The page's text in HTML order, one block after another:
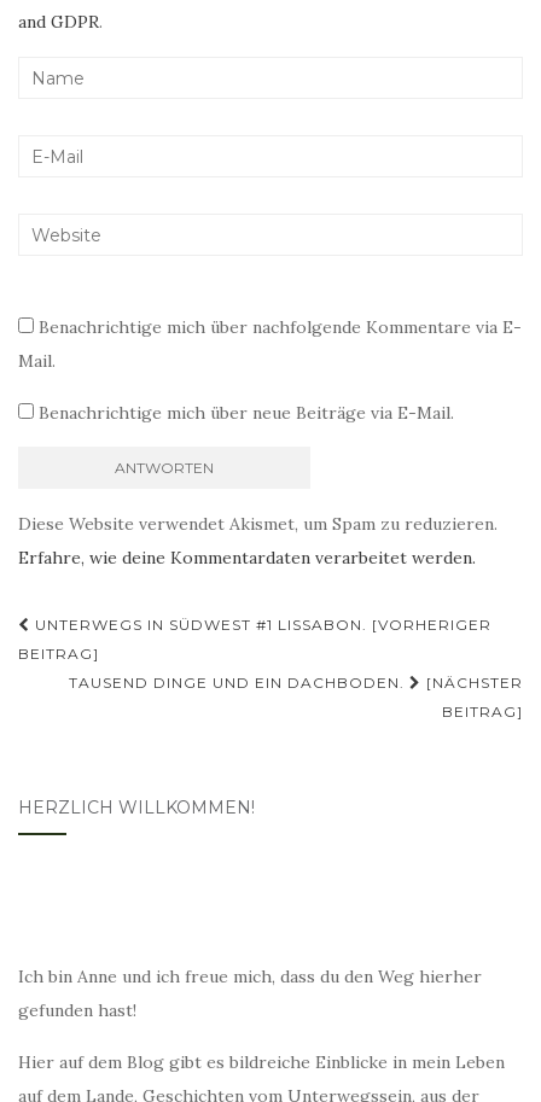
and GDPR.
Benachrichtige mich über nachfolgende Kommentare via E-
Mail.
Benachrichtige mich über neue Beiträge via E-Mail.
Diese Website verwendet Akismet, um Spam zu reduzieren.
Erfahre, wie deine Kommentardaten verarbeitet werden.
Beitragsnavigation
UNTERWEGS IN SÜDWEST #1 LISSABON. [VORHERIGER
BEITRAG]
TAUSEND DINGE UND EIN DACHBODEN.
[NÄCHSTER
BEITRAG]
HERZLICH WILLKOMMEN!
Ich bin Anne und ich freue mich, dass du den Weg hierher
gefunden hast!
Hier auf dem Blog gibt es bildreiche Einblicke in mein Leben
auf dem Lande, Geschichten vom Unterwegssein, aus der